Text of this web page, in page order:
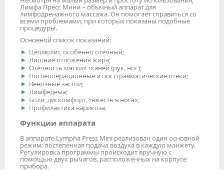
Лимфа Пресс Мини – обычный аппарат для
лимфодренажного массажа. Он помогает справиться со
всеми проблемами, при которых показаны подобные
процедуры.
Основной список показаний:
Целлюлит, особенно отечный;
Лишние отложения жира;
Отечность мягких тканей (рук, ног);
Послеоперационные и посттравматические отеки;
Венозные застои;
Лимфедема;
Боли, дискомфорт, тяжесть в ногах;
Профилактика варикоза.
Функции аппарата
В аппарате Lympha Press Mini реализован один основной
режим: постепенная подача воздуха в каждую манжету.
Регулировка программы происходит вручную с
помощью двух рычагов, расположенных на корпусе
прибора.